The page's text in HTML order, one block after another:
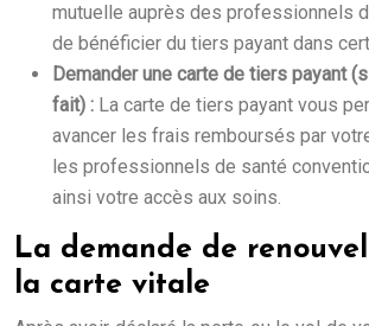
mutuelle auprès des professionnels
de bénéficier du tiers payant dans
Demander une carte de tiers payant
fait) : La carte de tiers payant vous
avancer les frais remboursés par
les professionnels de santé
ainsi votre accès aux soins.
La demande de
la carte vitale